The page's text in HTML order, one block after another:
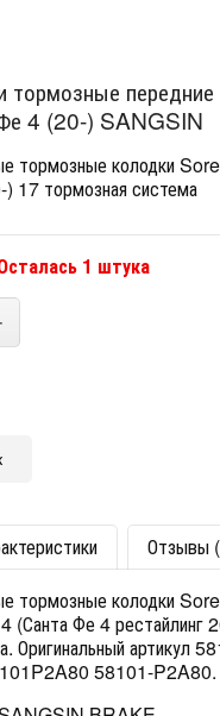
тормозные
4 (20-) SANGSIN
тормозные колодки
17 тормозная система
1 штука
Отзывы
тормозные колодки
(Санта Фе 4 рестайлинг
Оригинальный артикул
58101-P2A80.